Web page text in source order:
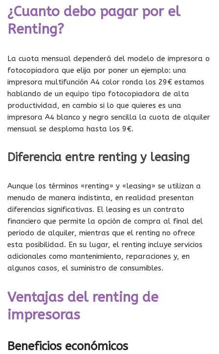
p
r
e
ó
n
*
r
?
*
t
a
s
r
a
s
ó
n
*
¿Cuanto debo pagar por el
Renting?
La cuota mensual dependerá del modelo de impresora o
fotocopiadora que elija por poner un ejemplo: una
impresora multifunción A4 color ronda los 29€ estamos
hablando de un equipo tipo fotocopiadora de alta
productividad, en cambio si lo que quieres es una
impresora A4 blanco y negro sencilla la cuota de alquiler
mensual se desploma hasta los 9€.
Diferencia entre renting y leasing
Aunque los términos «renting» y «leasing» se utilizan a
menudo de manera indistinta, en realidad presentan
diferencias significativas. El leasing es un contrato
financiero que permite la opción de compra al final del
periodo de alquiler, mientras que el renting no ofrece
esta posibilidad. En su lugar, el renting incluye servicios
adicionales como mantenimiento, reparaciones y, en
algunos casos, el suministro de consumibles.
Ventajas del renting de
impresoras
Beneficios económicos